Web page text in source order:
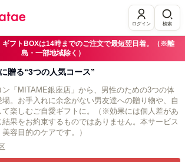
ログイン 検索
ギフトBOXは14時までのご注文で最短翌日着。（※離
島・一部地域除く）
贈る“3つの人気コース”
「MITAME銀座店」から、男性のための3つの体
。お手入れに余念がない男友達への贈り物や、自
て楽しむご自愛ギフトに。（※効果には個人差があ
結果をお約束するものではありません。本サービス
容目的のケアです。）